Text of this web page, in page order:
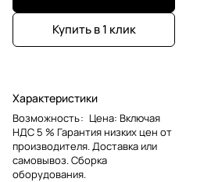
Купить в 1 клик
Характеристики
Возможность: Цена: Включая
НДС 5 % Гарантия низких цен от
производителя. Доставка или
самовывоз. Сборка
оборудования.